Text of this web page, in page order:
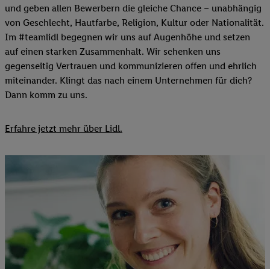
und geben allen Bewerbern die gleiche Chance – unabhängig
von Geschlecht, Hautfarbe, Religion, Kultur oder Nationalität.
Im #teamlidl begegnen wir uns auf Augenhöhe und setzen
auf einen starken Zusammenhalt. Wir schenken uns
gegenseitig Vertrauen und kommunizieren offen und ehrlich
miteinander. Klingt das nach einem Unternehmen für dich?
Dann komm zu uns.​
Erfahre jetzt mehr über Lidl.